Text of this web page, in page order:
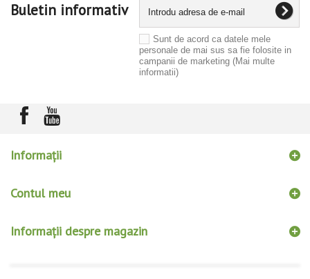
Buletin informativ
Sunt de acord ca datele mele
personale de mai sus sa fie folosite in
campanii de marketing (Mai multe
informatii)
Informaţii
Contul meu
Informații despre magazin